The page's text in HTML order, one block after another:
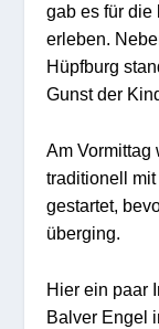
gab es für die
erleben.
Hüpfburg
Gunst der
Am Vormittag
traditionell
gestartet,
überging.
Hier ein paar
Balver Engel